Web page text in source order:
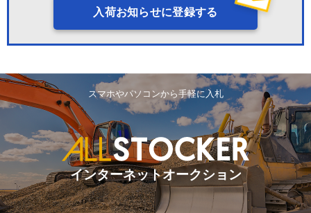
入荷お知らせに登録する
スマホやパソコンから手軽に入札
インターネットオークション